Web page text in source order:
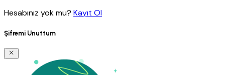
Hesabınız yok mu? Kayıt Ol
Şifremi Unuttum